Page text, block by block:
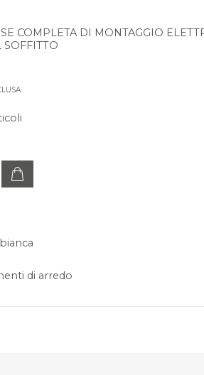
COMPLETA DI MONTAGGIO
SOFFITTO
di arredo